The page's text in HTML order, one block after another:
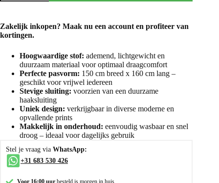
Zakelijk inkopen? Maak nu een account en profiteer van
kortingen.
Hoogwaardige stof: ademend, lichtgewicht en
duurzaam materiaal voor optimaal draagcomfort
Perfecte pasvorm: 150 cm breed x 160 cm lang –
geschikt voor vrijwel iedereen
Stevige sluiting: voorzien van een duurzame
haaksluiting
Uniek design: verkrijgbaar in diverse moderne en
opvallende prints
Makkelijk in onderhoud: eenvoudig wasbaar en snel
droog – ideaal voor dagelijks gebruik
Stel je vraag via WhatsApp:
+31 683 530 426
Voor 16:00 uur besteld is morgen in huis